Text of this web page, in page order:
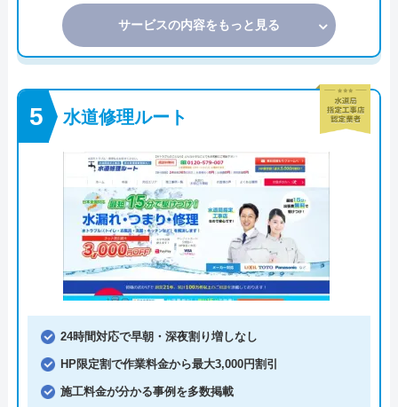
サービスの内容をもっと見る
水道修理ルート
24時間対応で早朝・深夜割り増しなし
HP限定割で作業料金から最大3,000円割引
施工料金が分かる事例を多数掲載